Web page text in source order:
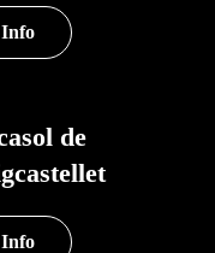
Info
de
Info